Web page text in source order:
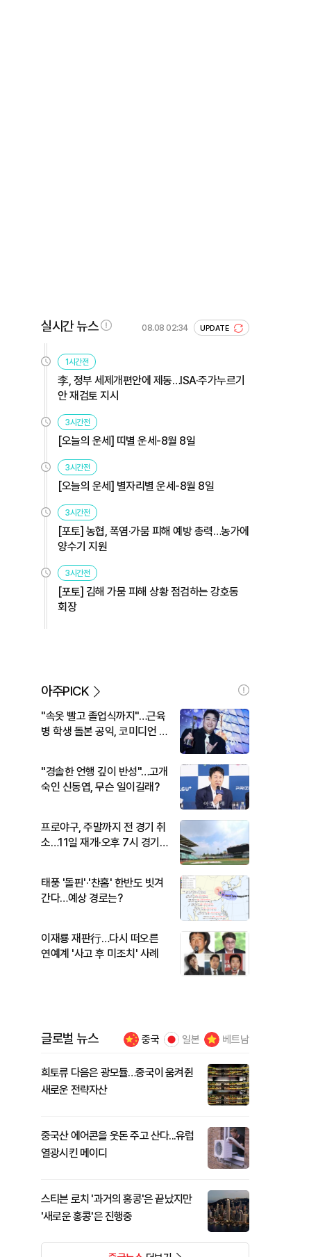
실시간 뉴스 08.08 02:34 UPDATE
1시간전
李, 정부 세제개편안에 제동…ISA·주가누르기
안 재검토 지시
3시간전
[오늘의 운세] 띠별 운세-8월 8일
3시간전
[오늘의 운세] 별자리별 운세-8월 8일
3시간전
[포토] 농협, 폭염·가뭄 피해 예방 총력…농가에
양수기 지원
3시간전
[포토] 김해 가뭄 피해 상황 점검하는 강호동
회장
아주PICK
"속옷 빨고 졸업식까지"…근육
병 학생 돌본 공익, 코미디언 김
"경솔한 언행 깊이 반성"…고개
숙인 신동엽, 무슨 일이길래?
프로야구, 주말까지 전 경기 취
소…11일 재개·오후 7시 경기
태풍 '돌핀'·'찬홈' 한반도 빗겨
간다…예상 경로는?
이재룡 재판行…다시 떠오른
연예계 '사고 후 미조치' 사례
글로벌 뉴스 중국 일본 베트남
희토류 다음은 광모듈…중국이 움켜쥔
새로운 전략자산
중국산 에어콘을 웃돈 주고 산다...유럽
열광시킨 메이디
스티븐 로치 '과거의 홍콩'은 끝났지만
'새로운 홍콩'은 진행중